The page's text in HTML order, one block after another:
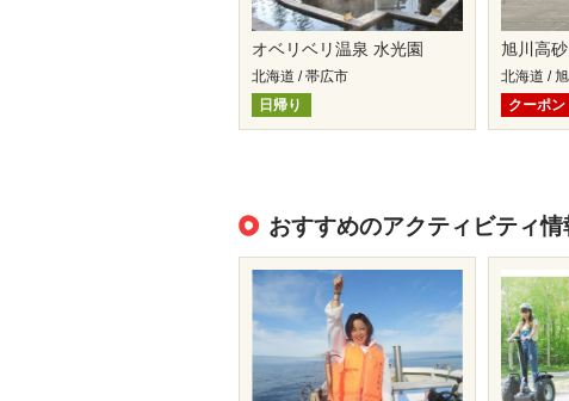
オベリベリ温泉 水光園
北海道 / 帯広市
日帰り
旭川高
北海道 /
クーポン
おすすめのアクティビティ情